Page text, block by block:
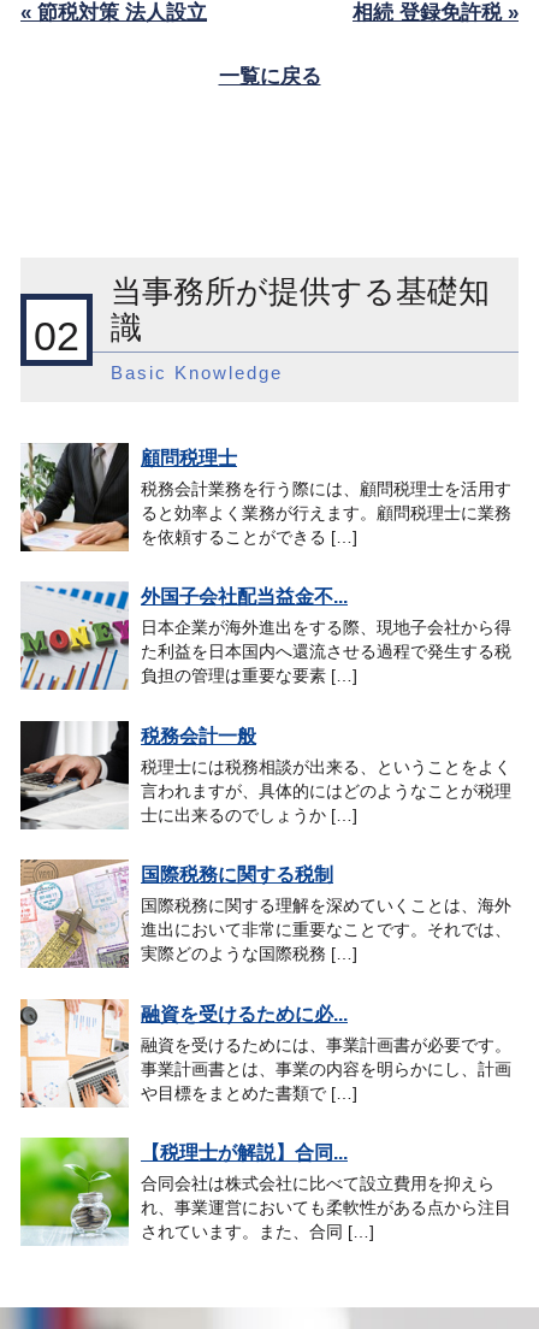
« 節税対策 法人設立 相続 登録免許税 »
一覧に戻る
02
当事務所が提供する基礎知
識
Basic Knowledge
顧問税理士
税務会計業務を行う際には、顧問税理士を活用す
ると効率よく業務が行えます。顧問税理士に業務
を依頼することができる […]
外国子会社配当益金不...
日本企業が海外進出をする際、現地子会社から得
た利益を日本国内へ還流させる過程で発生する税
負担の管理は重要な要素 […]
税務会計一般
税理士には税務相談が出来る、ということをよく
言われますが、具体的にはどのようなことが税理
士に出来るのでしょうか […]
国際税務に関する税制
国際税務に関する理解を深めていくことは、海外
進出において非常に重要なことです。それでは、
実際どのような国際税務 […]
融資を受けるために必...
融資を受けるためには、事業計画書が必要です。
事業計画書とは、事業の内容を明らかにし、計画
や目標をまとめた書類で […]
【税理士が解説】合同...
合同会社は株式会社に比べて設立費用を抑えら
れ、事業運営においても柔軟性がある点から注目
されています。また、合同 […]